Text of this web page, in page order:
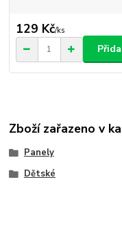
129 Kč/ks
Zboží zařazeno v
Panely
Dětské